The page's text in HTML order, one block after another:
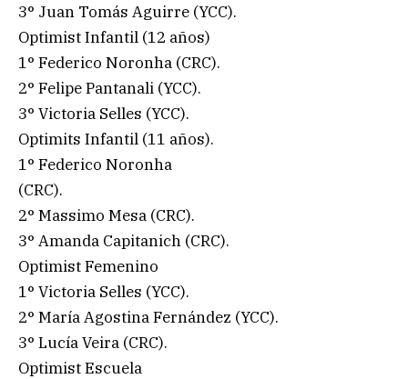
3° Juan Tomás Aguirre (YCC).
Optimist Infantil (12 años)
1° Federico Noronha (CRC).
2° Felipe Pantanali (YCC).
3° Victoria Selles (YCC).
Optimits Infantil (11 años).
1° Federico Noronha
(CRC).
2° Massimo Mesa (CRC).
3° Amanda Capitanich (CRC).
Optimist Femenino
1° Victoria Selles (YCC).
2° María Agostina Fernández (YCC).
3° Lucía Veira (CRC).
Optimist Escuela